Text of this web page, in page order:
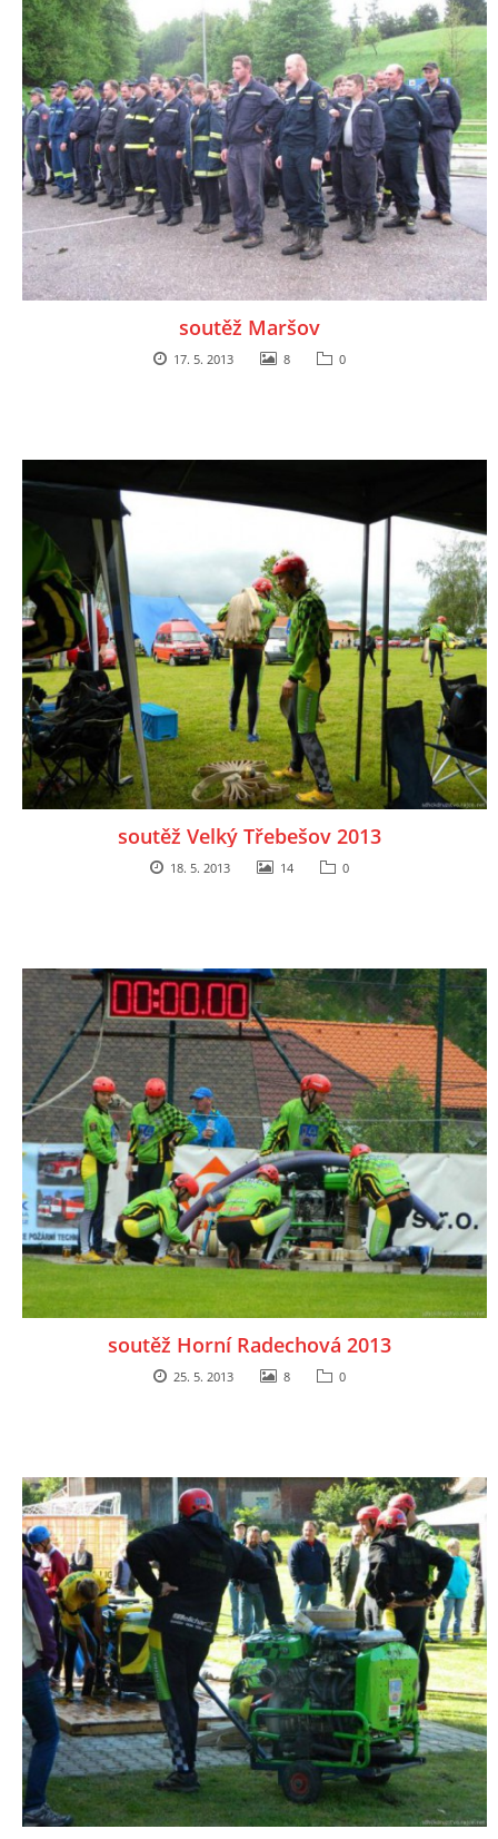
soutěž Maršov
17. 5. 2013 8 0
soutěž Velký Třebešov 2013
18. 5. 2013 14 0
soutěž Horní Radechová 2013
25. 5. 2013 8 0